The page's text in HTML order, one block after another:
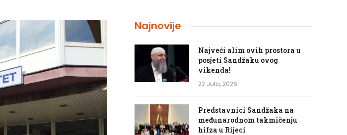
Najnovije
Najveći alim ovih prostora u
posjeti Sandžaku ovog
vikenda!
22 Jula, 2026
Predstavnici Sandžaka na
međunarodnom takmičenju
hifza u Rijeci